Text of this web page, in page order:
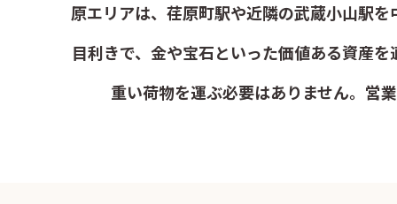
原エリアは、荏原町駅や近隣の武蔵小山駅
目利きで、金や宝石といった価値ある資産
重い荷物を運ぶ必要はありません。営